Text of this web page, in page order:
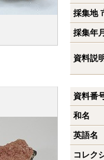
採集地
採集年
資料説
資料番
和名
英語名
コレク